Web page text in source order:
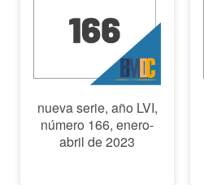
nueva serie, año LVI,
número 166, enero-
abril de 2023